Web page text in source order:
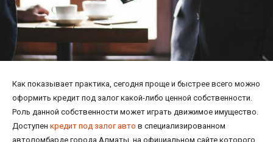
Как показывает практика, сегодня проще и быстрее всего можно
оформить кредит под залог какой-либо ценной собственности.
Роль данной собственности может играть движимое имущество.
Доступен кредит под залог авто в специализированном
автоломбарде города Алматы, на официальном сайте которого